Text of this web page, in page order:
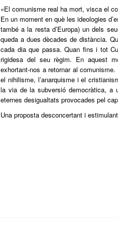
«El comunisme real ha mort, visca el
En un moment en què les ideologies
també a la resta d’Europa) un dels
queda a dues dècades de distància.
cada dia que passa. Quan fins i tot
rigidesa del seu règim. En aquest
exhortant-nos a retornar al
el nihilisme, l’anarquisme i el
la via de la subversió democràtica, a
eternes desigualtats provocades pel
Una proposta desconcertant i